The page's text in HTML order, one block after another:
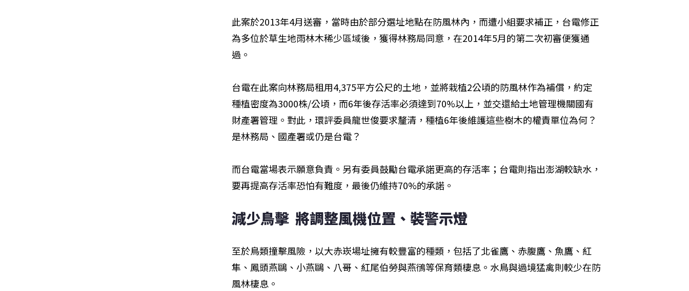
此案於2013年4月送審，當時由於部分選址地點在防風林內，而遭小組要求補正，台電修正
為多位於草生地雨林木稀少區域後，獲得林務局同意，在2014年5月的第二次初審便獲通
過。
台電在此案向林務局租用4,375平方公尺的土地，並將栽植2公頃的防風林作為補償，約定
種植密度為3000株/公頃，而6年後存活率必須達到70%以上，並交還給土地管理機關國有
財產署管理。對此，環評委員龍世俊要求釐清，種植6年後維護這些樹木的權責單位為何？
是林務局、國產署或仍是台電？
而台電當場表示願意負責。另有委員鼓勵台電承諾更高的存活率；台電則指出澎湖較缺水，
要再提高存活率恐怕有難度，最後仍維持70%的承諾。
減少鳥擊  將調整風機位置、裝警示燈
至於鳥類撞擊風險，以大赤崁場址擁有較豐富的種類，包括了北雀鷹、赤腹鷹、魚鷹、紅
隼、鳳頭燕鷗、小燕鷗、八哥、紅尾伯勞與燕鴴等保育類棲息。水鳥與過境猛禽則較少在防
風林棲息。